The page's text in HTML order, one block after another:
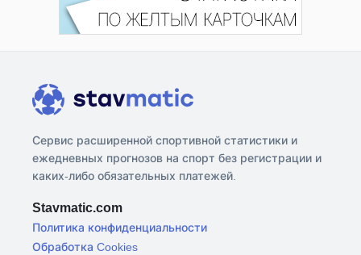
Сервис расширенной спортивной статистики и
ежедневных прогнозов на спорт без регистрации и
каких-либо обязательных платежей.
Stavmatic.com
Политика конфиденциальности
Обработка Cookies